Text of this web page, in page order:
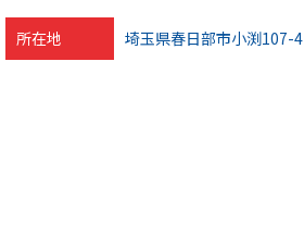
所在地 埼玉県春日部市小渕107-4